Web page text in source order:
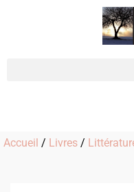
Accueil / Livres /